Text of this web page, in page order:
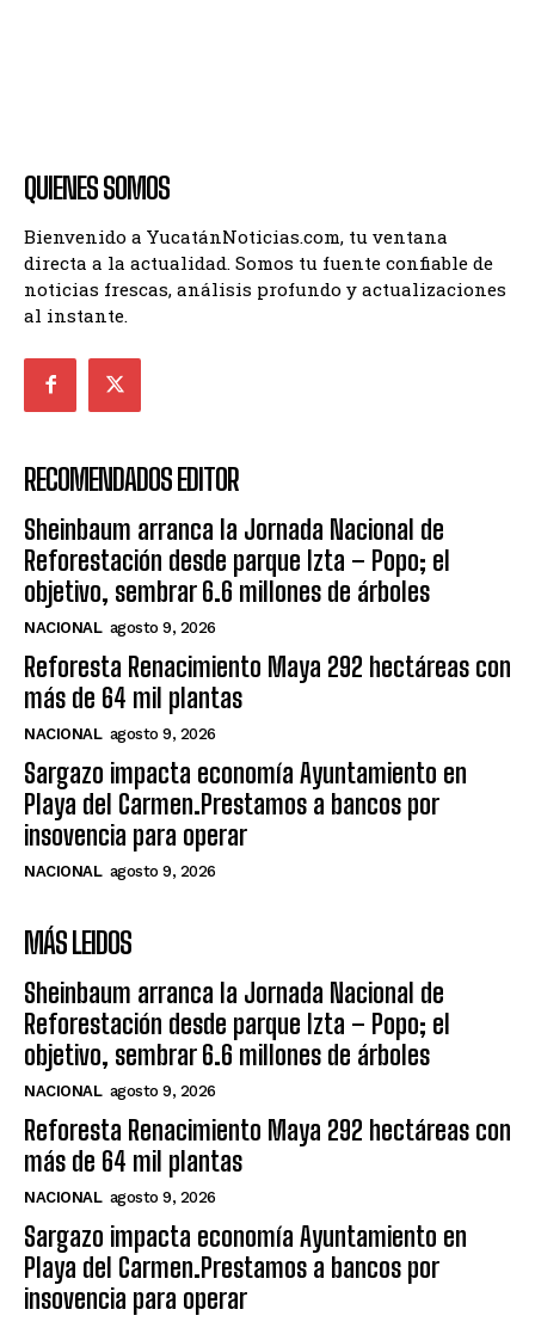
QUIENES SOMOS
Bienvenido a YucatánNoticias.com, tu ventana
directa a la actualidad. Somos tu fuente confiable de
noticias frescas, análisis profundo y actualizaciones
al instante.
RECOMENDADOS EDITOR
Sheinbaum arranca la Jornada Nacional de
Reforestación desde parque Izta – Popo; el
objetivo, sembrar 6.6 millones de árboles
NACIONAL agosto 9, 2026
Reforesta Renacimiento Maya 292 hectáreas con
más de 64 mil plantas
NACIONAL agosto 9, 2026
Sargazo impacta economía Ayuntamiento en
Playa del Carmen.Prestamos a bancos por
insovencia para operar
NACIONAL agosto 9, 2026
MÁS LEIDOS
Sheinbaum arranca la Jornada Nacional de
Reforestación desde parque Izta – Popo; el
objetivo, sembrar 6.6 millones de árboles
NACIONAL agosto 9, 2026
Reforesta Renacimiento Maya 292 hectáreas con
más de 64 mil plantas
NACIONAL agosto 9, 2026
Sargazo impacta economía Ayuntamiento en
Playa del Carmen.Prestamos a bancos por
insovencia para operar